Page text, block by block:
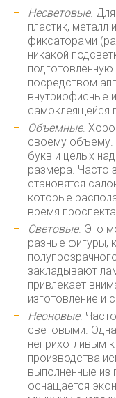
Несветовые.
пластик, металл
фиксаторами
никакой
посредством
внутриофисные
самоклеящейся
Объемные.
своему объему.
букв и целых
размера. Часто
становятся
которые
время
Световые. Это
разные фигуры,
закладывают
привлекает
изготовление и
Неоновые.
световыми.
неприхотливым
производства
выполненные из
оснащается